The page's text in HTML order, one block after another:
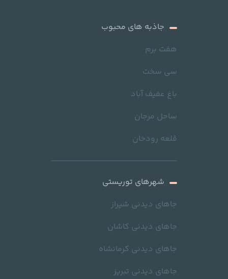
جاذبه های محبوب
هفت برم
سی سخت
باغ عفیف آباد
ساحل مرجان
قلعه رودخان
شهرهای توریستی
جاهای دیدنی شیراز
جاهای دیدنی کاشان
جاهای دیدنی کرمانشاه
جاهای دیدنی تبریز